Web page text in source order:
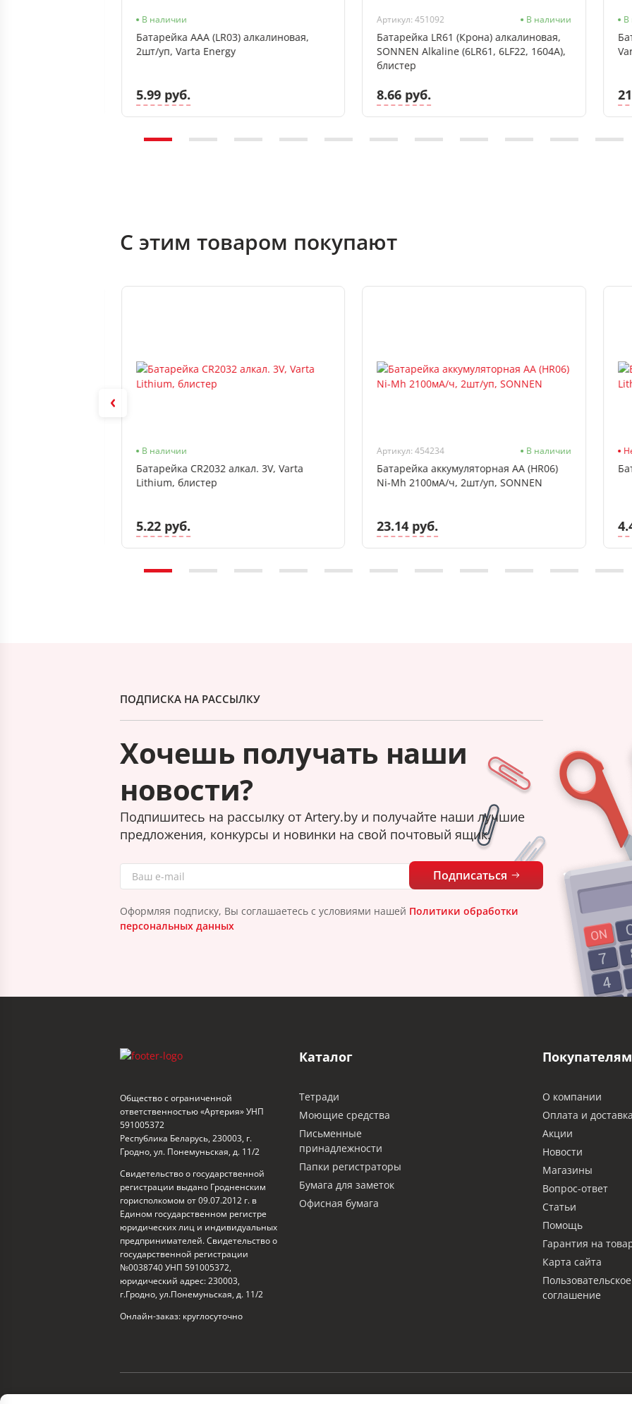
В наличии
Батарейка ААА (LR03) алкалиновая,
2шт/уп, Varta Energy
5.99 руб.
Артикул: 451092 В наличии
Батарейка LR61 (Крона) алкалиновая,
SONNEN Alkaline (6LR61, 6LF22, 1604A),
блистер
8.66 руб.
В
С этим товаром покупают
В наличии
Батарейка CR2032 алкал. 3V, Varta
Lithium, блистер
5.22 руб.
Артикул: 454234 В наличии
Батарейка аккумуляторная AA (HR06)
Ni-Mh 2100мА/ч, 2шт/уп, SONNEN
23.14 руб.
ПОДПИСКА НА РАССЫЛКУ
Хочешь получать наши
новости?
Подпишитесь на рассылку от Artery.by и получайте наши лучшие
предложения, конкурсы и новинки на свой почтовый ящик.
Подписаться
Оформляя подписку, Вы соглашаетесь с условиями нашей Политики обработки
персональных данных
Общество с ограниченной
ответственностью «Артерия» УНП
591005372
Республика Беларусь, 230003, г.
Гродно, ул. Понемуньская, д. 11/2
Свидетельство о государственной
регистрации выдано Гродненским
горисполкомом от 09.07.2012 г. в
Едином государственном регистре
юридических лиц и индивидуальных
предпринимателей. Свидетельство о
государственной регистрации
№0038740 УНП 591005372,
юридический адрес: 230003,
г.Гродно, ул.Понемуньская, д. 11/2
Онлайн-заказ: круглосуточно
Каталог
Тетради
Моющие средства
Письменные
принадлежности
Папки регистраторы
Бумага для заметок
Офисная бумага
Покупателям
О компании
Оплата и доставка
Акции
Новости
Магазины
Вопрос-ответ
Статьи
Помощь
Гарантия на
Карта сайта
Пользовательское
соглашение